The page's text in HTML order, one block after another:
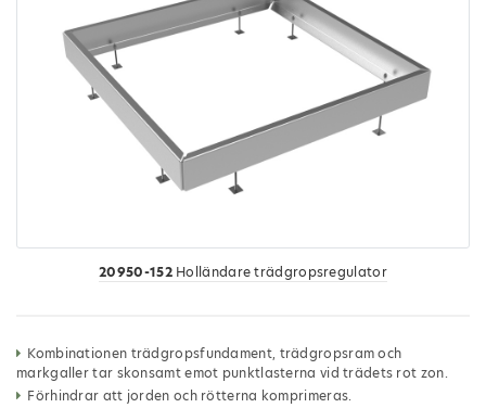
20950-152Holländare trädgropsregulator
Kombinationen trädgropsfundament, trädgropsram och
markgaller tar skonsamt emot punktlasterna vid trädets rot zon.
Förhindrar att jorden och rötterna komprimeras.